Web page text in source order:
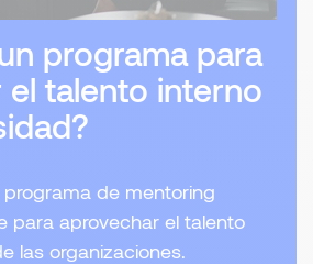
programa para
talento interno
de mentoring
para aprovechar el talento
las organizaciones.